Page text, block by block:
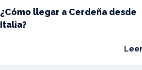
¿Cómo llegar a Cerdeña desde
Italia?
Leer